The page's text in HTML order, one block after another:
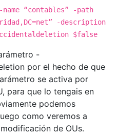
“contables” -path
-description
$false
-
por el hecho de que
se activa por
para que lo tengais en
podemos
como veremos a
de OUs.